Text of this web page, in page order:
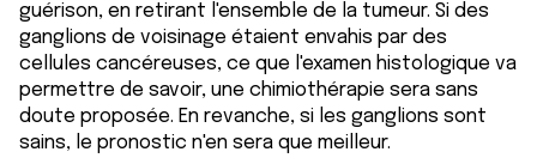
guérison, en retirant l'ensemble de la tumeur. Si des
ganglions de voisinage étaient envahis par des
cellules cancéreuses, ce que l'examen histologique va
permettre de savoir, une chimiothérapie sera sans
doute proposée. En revanche, si les ganglions sont
sains, le pronostic n'en sera que meilleur.